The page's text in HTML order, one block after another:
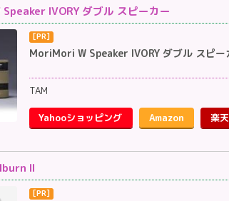
IVORY ダブル スピーカー
MoriMori W Speaker IVORY ダブル スピー
TAM
Yahooショッピング Amazon 楽
II